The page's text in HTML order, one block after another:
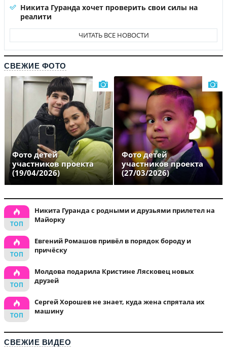
Никита Гуранда хочет проверить свои силы на
реалити
ЧИТАТЬ ВСЕ НОВОСТИ
СВЕЖИЕ ФОТО
Фото детей
участников проекта
(19/04/2026)
Фото детей
участников проекта
(27/03/2026)
Никита Гуранда с родными и друзьями прилетел на
Майорку
Евгений Ромашов привёл в порядок бороду и
причёску
Молдова подарила Кристине Лясковец новых
друзей
Сергей Хорошев не знает, куда жена спрятала их
машину
СВЕЖИЕ ВИДЕО